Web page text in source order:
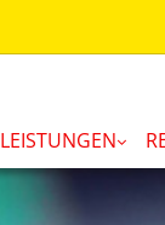
LEISTUNGEN